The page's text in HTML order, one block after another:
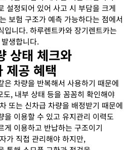
설정되어 있어 사고 시 부담을 크게
보험 구조가 예측 가능하다는 점에서
입니다. 하루렌트카와 장기렌트카는
생합니다.
상태 체크와
제공 혜택
은 차량을 반복해서 사용하기 때문에
, 내부 상태 등을 꼼꼼히 확인해야
또는 신차급 차량을 배정받기 때문에
을 이용할 수 있고 유지관리 이력도
이용하고 반납하는 구조이기
가 직접 관리해야 하지만,